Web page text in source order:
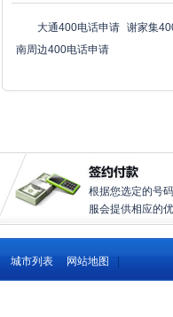
大通400电话申请 谢家集
南周边400电话申请
根据您选定的号
服会提供相应的
城市列表 网站地图